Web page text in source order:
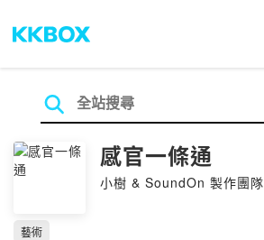
感官一條通
小樹 & SoundOn 製作團隊
藝術